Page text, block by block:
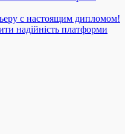
с настоящим дипломом!
надійність платформи